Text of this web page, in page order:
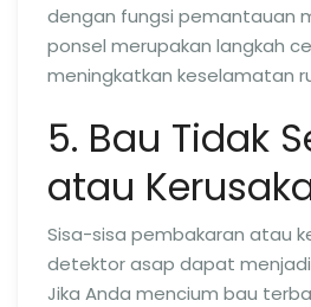
dengan fungsi pemantauan
ponsel merupakan langkah
meningkatkan keselamatan
5. Bau Tidak
atau
Sisa-sisa pembakaran atau
detektor asap dapat menjadi
Jika Anda mencium bau